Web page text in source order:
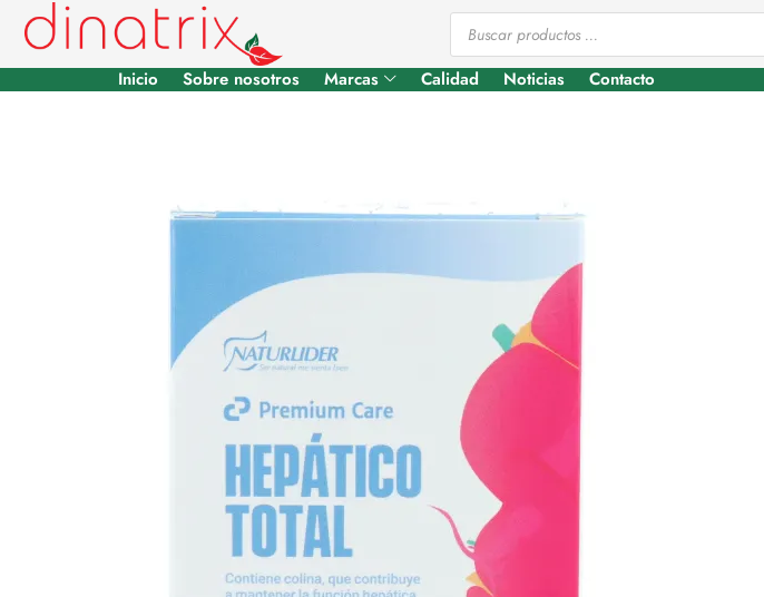
Inicio Sobre nosotros Marcas Calidad Noticias Contacto